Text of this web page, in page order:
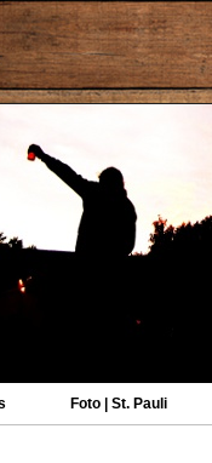
Foto | St. Pauli